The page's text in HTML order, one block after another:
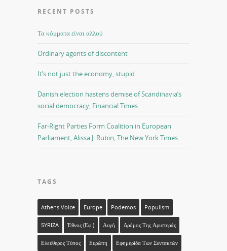
RECENT POSTS
Τα κόμματα είναι αλλού
Ordinary agents of discontent
It’s not just the economy, stupid
Danish election hastens demise of Scandinavia’s
social democracy, Financial Times
Far-Right Parties Form Coalition in European
Parliament, Alissa J. Rubin, The New York Times
TAGS
Athens Voice Europe Podemos Populism
SYRIZA Έθνος (εφ.) Αυγή Δρόμος Της Αριστεράς
Ελεύθερος Τύπος Ευρώπη Εφημερίδα Των Συντακτών